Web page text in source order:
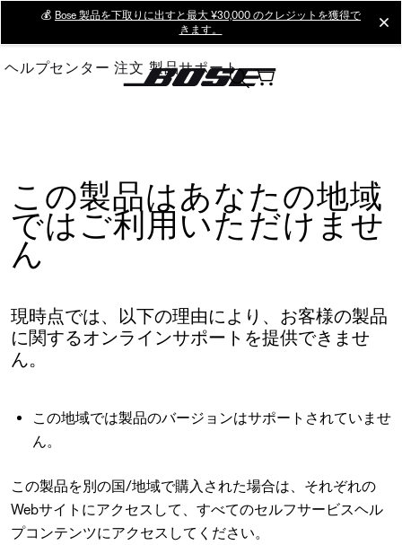
Main
💰 Bose 製品を下取りに出すと最大 ¥30,000 のクレジットを獲得で
きます。
ヘルプセンター 注文 製品サポート
この製品はあなたの地域
ではご利用いただけませ
ん
現時点では、以下の理由により、お客様の製品
に関するオンラインサポートを提供できませ
ん。
この地域では製品のバージョンはサポートされていませ
ん。
この製品を別の国/地域で購入された場合は、それぞれの
Webサイトにアクセスして、すべてのセルフサービスヘル
プコンテンツにアクセスしてください。